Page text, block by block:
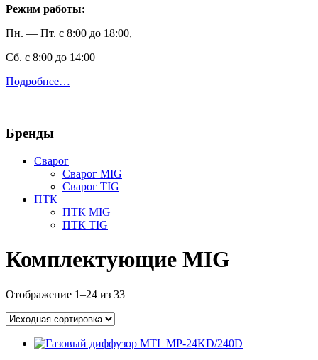
Режим работы:
Пн. — Пт. с 8:00 до 18:00,
Сб. с 8:00 до 14:00
Подробнее…
Бренды
Сварог
Сварог MIG
Сварог TIG
ПТК
ПТК MIG
ПТК TIG
Комплектующие MIG
Отображение 1–24 из 33